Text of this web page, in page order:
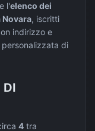
l'elenco dei
Novara, iscritti
indirizzo e
di
DI
4 tra